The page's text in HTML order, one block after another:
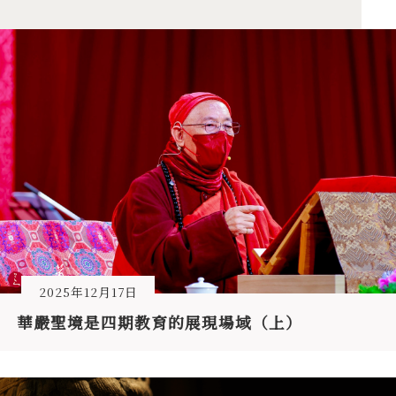
2025年12月17日
華嚴聖境是四期教育的展現場域（上）